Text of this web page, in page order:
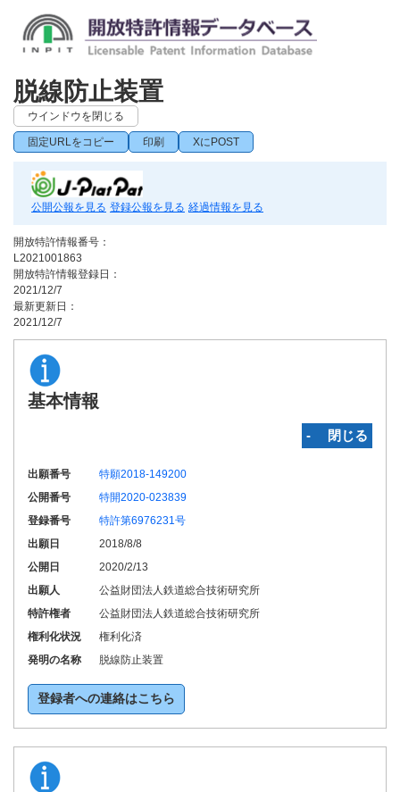
脱線防止装置
ウインドウを閉じる
固定URLをコピー 印刷 XにPOST
公開公報を見る 登録公報を見る 経過情報を見る
開放特許情報番号：
L2021001863
開放特許情報登録日：
2021/12/7
最新更新日：
2021/12/7
基本情報
‐ 閉じる
出願番号
特願2018-149200
公開番号
特開2020-023839
登録番号
特許第6976231号
出願日
2018/8/8
公開日
2020/2/13
出願人
公益財団法人鉄道総合技術研究所
特許権者
公益財団法人鉄道総合技術研究所
権利化状況
権利化済
発明の名称
脱線防止装置
登録者への連絡はこちら